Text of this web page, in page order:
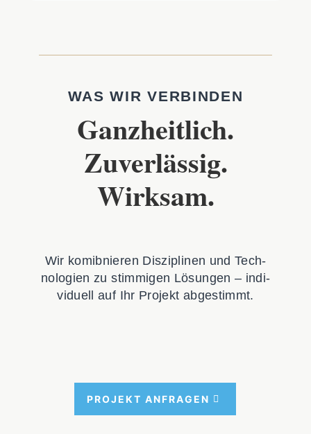
WAS WIR VERBINDEN
Ganzheitlich.
Zuverlässig.
Wirksam.
Wir komib­nie­ren Dis­zi­pli­nen und Tech­
no­lo­gien zu stim­mi­gen Lösun­gen – indi­
vi­du­ell auf Ihr Pro­jekt abge­stimmt.
PRO­JEKT ANFRA­GEN